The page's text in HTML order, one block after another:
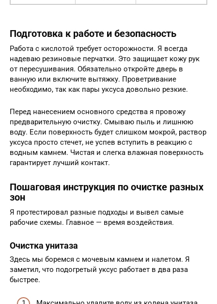
Подготовка к работе и безопасность
Работа с кислотой требует осторожности. Я всегда
надеваю резиновые перчатки. Это защищает кожу рук
от пересушивания. Обязательно откройте дверь в
ванную или включите вытяжку. Проветривание
необходимо, так как пары уксуса довольно резкие.
Перед нанесением основного средства я провожу
предварительную очистку. Смываю пыль и лишнюю
воду. Если поверхность будет слишком мокрой, раствор
уксуса просто стечет, не успев вступить в реакцию с
водным камнем. Чистая и слегка влажная поверхность
гарантирует лучший контакт.
Пошаговая инструкция по очистке разных
зон
Я протестировал разные подходы и вывел самые
рабочие схемы. Главное — время воздействия.
Очистка унитаза
Здесь мы боремся с мочевым камнем и налетом. Я
заметил, что подогретый уксус работает в два раза
быстрее.